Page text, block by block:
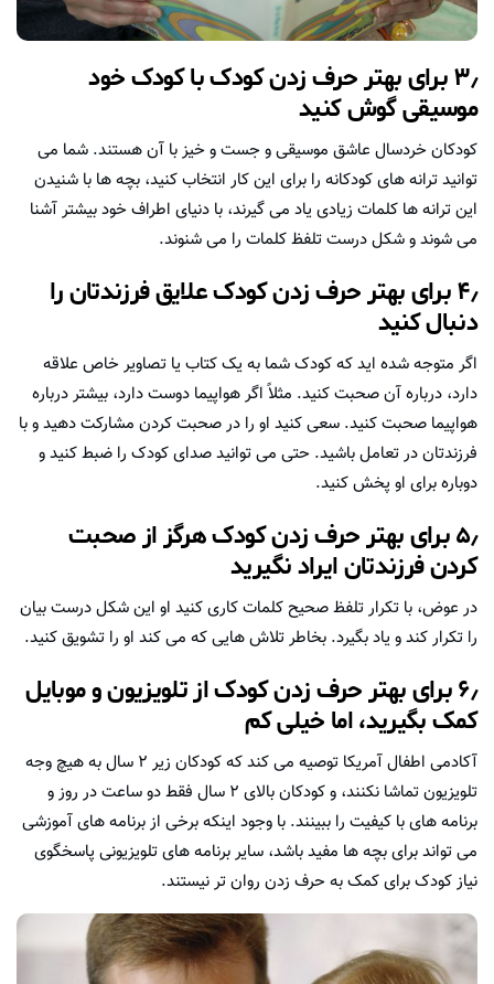
۳٫ برای بهتر حرف زدن کودک با کودک خود
موسیقی گوش کنید
کودکان خردسال عاشق موسیقی و جست و خیز با آن هستند. شما می
توانید ترانه های کودکانه را برای این کار انتخاب کنید، بچه ها با شنیدن
این ترانه ها کلمات زیادی یاد می گیرند، با دنیای اطراف خود بیشتر آشنا
می شوند و شکل درست تلفظ کلمات را می شنوند.
۴٫ برای بهتر حرف زدن کودک علایق فرزندتان را
دنبال کنید
اگر متوجه شده اید که کودک شما به یک کتاب یا تصاویر خاص علاقه
دارد، درباره آن صحبت کنید. مثلاً اگر هواپیما دوست دارد، بیشتر درباره
هواپیما صحبت کنید. سعی کنید او را در صحبت کردن مشارکت دهید و با
فرزندتان در تعامل باشید. حتی می توانید صدای کودک را ضبط کنید و
دوباره برای او پخش کنید.
۵٫ برای بهتر حرف زدن کودک هرگز از صحبت
کردن فرزندتان ایراد نگیرید
در عوض، با تکرار تلفظ صحیح کلمات کاری کنید او این شکل درست بیان
را تکرار کند و یاد بگیرد. بخاطر تلاش هایی که می کند او را تشویق کنید.
۶٫ برای بهتر حرف زدن کودک از تلویزیون و موبایل
کمک بگیرید، اما خیلی کم
آکادمی اطفال آمریکا توصیه می کند که کودکان زیر ۲ سال به هیچ وجه
تلویزیون تماشا نکنند، و کودکان بالای ۲ سال فقط دو ساعت در روز و
برنامه های با کیفیت را ببینند. با وجود اینکه برخی از برنامه های آموزشی
می تواند برای بچه ها مفید باشد، سایر برنامه های تلویزیونی پاسخگوی
نیاز کودک برای کمک به حرف زدن روان تر نیستند.